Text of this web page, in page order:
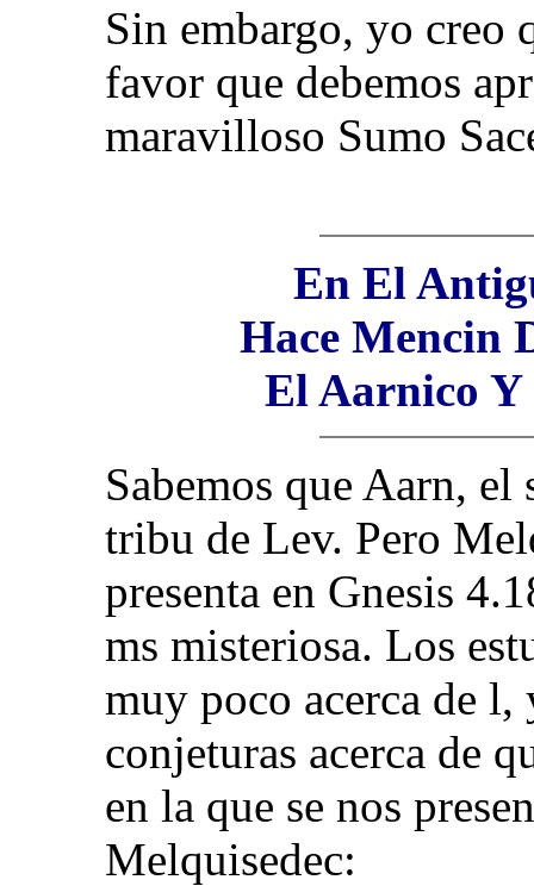
Sin embargo, yo creo
favor que debemos
maravilloso Sumo
En El
Hace Mencin
El Aarnico Y
Sabemos que Aarn, el
tribu de Lev. Pero
presenta en Gnesis
ms misteriosa. Los
muy poco acerca de l,
conjeturas acerca de
en la que se nos
Melquisedec: